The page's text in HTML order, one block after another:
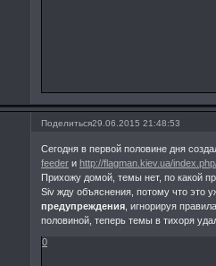
Поделиться29.06.2015 21:48:53
Сегодня в первой половине дня
feeder и http://flagman.kiev.ua/
Прихожу домой, темы нет, по какой
Siv жду объяснения, потому что это
предупреждения , игнорируя
половиной, теперь темы в тихоря
0